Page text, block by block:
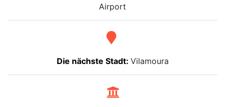
Airport
Die nächste Stadt: Vilamoura